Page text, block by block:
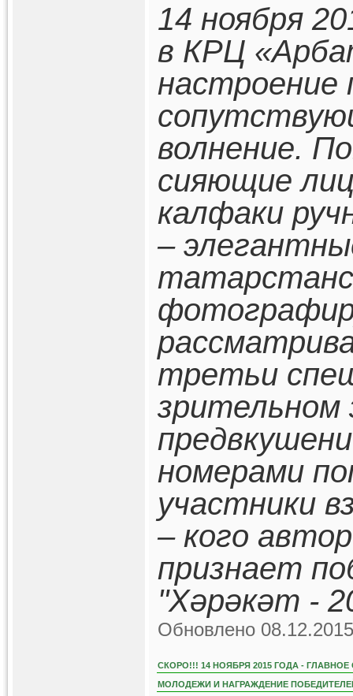
14 ноября
в КРЦ
настроение
волнение.
сияющие
калфаки
–
третьи
зрительном
номерами
участники
– кого
признает
"Хәрәкәт -
Обновлено
СКОРО!!! 14 НОЯБРЯ 2015 ГОДА -
МОЛОДЕЖИ И НАГРАЖДЕНИЕ